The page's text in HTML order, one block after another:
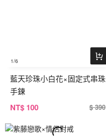
1/6
藍天珍珠小白花×固定式串珠
手鍊
NT$ 100 $ 390